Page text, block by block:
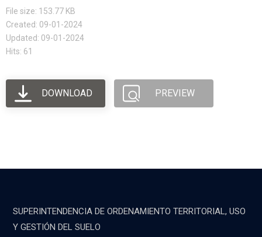
File size: 153.77 KB
Created: 09-01-2024
Updated: 09-01-2024
Hits: 61
DOWNLOAD PREVIEW
SUPERINTENDENCIA DE ORDENAMIENTO TERRITORIAL, USO
Y GESTIÓN DEL SUELO